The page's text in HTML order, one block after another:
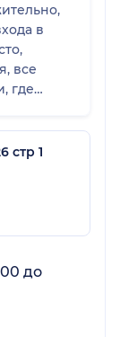
в
все
где
Считаю,
Со
еще
стр 1
до